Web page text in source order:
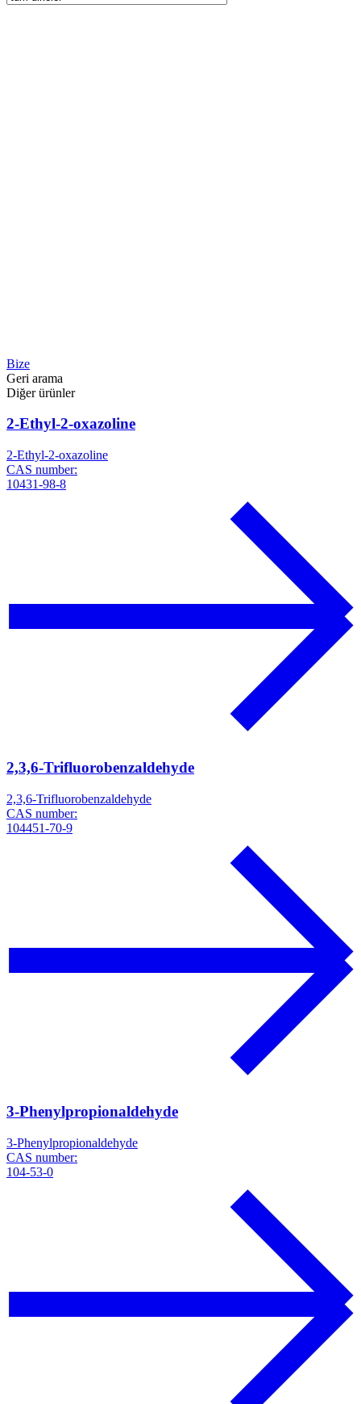
Bize
Geri arama
Diğer ürünler
2-Ethyl-2-oxazoline
2-Ethyl-2-oxazoline
CAS number:
10431-98-8
2,3,6-Trifluorobenzaldehyde
2,3,6-Trifluorobenzaldehyde
CAS number:
104451-70-9
3-Phenylpropionaldehyde
3-Phenylpropionaldehyde
CAS number:
104-53-0